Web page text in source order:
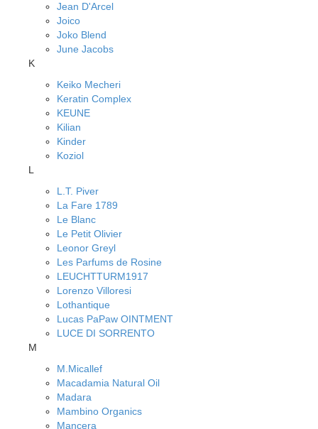
Jean D'Arcel
Joico
Joko Blend
June Jacobs
K
Keiko Mecheri
Keratin Complex
KEUNE
Kilian
Kinder
Koziol
L
L.T. Piver
La Fare 1789
Le Blanc
Le Petit Olivier
Leonor Greyl
Les Parfums de Rosine
LEUCHTTURM1917
Lorenzo Villoresi
Lothantique
Lucas PaPaw OINTMENT
LUCE DI SORRENTO
M
M.Micallef
Macadamia Natural Oil
Madara
Mambino Organics
Mancera